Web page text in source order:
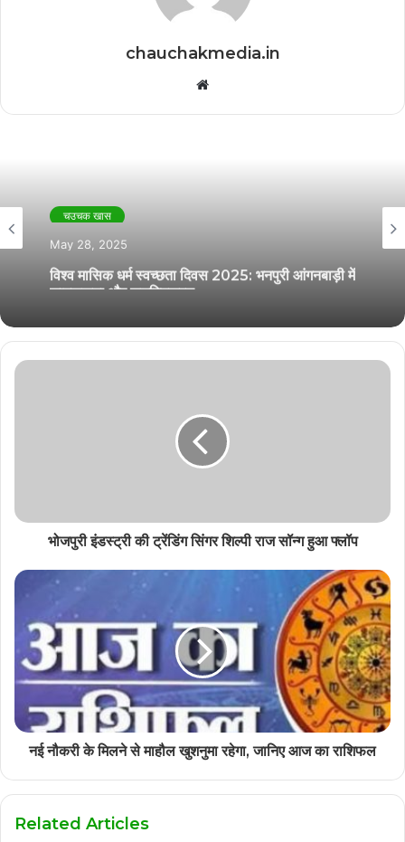
chauchakmedia.in
Website
चउचक खास
May 28, 2025
विश्व मासिक धर्म स्वच्छता दिवस 2025: भनपुरी आंगनबाड़ी में
जागरूकता और सशक्तिकरण
भोजपुरी इंडस्ट्री की ट्रेंडिंग सिंगर शिल्पी राज सॉन्ग हुआ फ्लॉप
नई नौकरी के मिलने से माहौल खुशनुमा रहेगा, जानिए आज का राशिफल
Related Articles